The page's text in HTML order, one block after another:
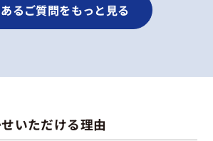
るご質問をもっと見る
いただける理由